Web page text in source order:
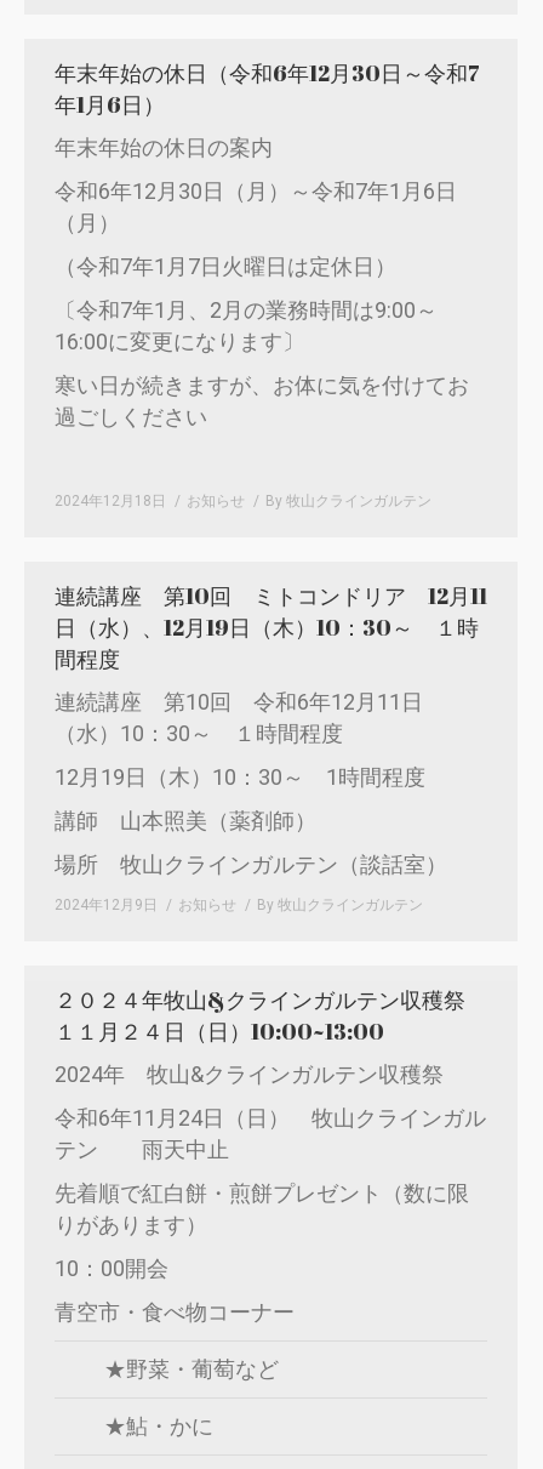
年末年始の休日（令和6年12月30日～令和7
年1月6日）
年末年始の休日の案内
令和6年12月30日（月）～令和7年1月6日
（月）
（令和7年1月7日火曜日は定休日）
〔令和7年1月、2月の業務時間は9:00～
16:00に変更になります〕
寒い日が続きますが、お体に気を付けてお
過ごしください
2024年12月18日 お知らせ By 牧山クラインガルテン
連続講座 第10回 ミトコンドリア 12月11
日（水）、12月19日（木）10：30～ １時
間程度
連続講座 第10回 令和6年12月11日
（水）10：30～ １時間程度
12月19日（木）10：30～ 1時間程度
講師 山本照美（薬剤師）
場所 牧山クラインガルテン（談話室）
2024年12月9日 お知らせ By 牧山クラインガルテン
２０２４年牧山&クラインガルテン収穫祭
１１月２４日（日）10:00~13:00
2024年 牧山&クラインガルテン収穫祭
令和6年11月24日（日） 牧山クラインガル
テン 雨天中止
先着順で紅白餅・煎餅プレゼント（数に限
りがあります）
10：00開会
青空市・食べ物コーナー
★野菜・葡萄など
★鮎・かに